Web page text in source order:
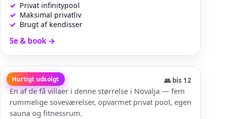
Privat infinitypool
Maksimal privatliv
Brugt af kendisser
Se & book→
Hurtigt udsolgt
Villa Luna 👥 bis 12
En af de få villaer i denne størrelse i Novalja — fem
rummelige soveværelser, opvarmet privat pool, egen
sauna og fitnessrum.